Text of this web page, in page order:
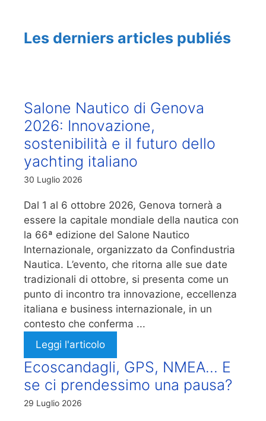
Les derniers articles publiés
Salone Nautico di Genova
2026: Innovazione,
sostenibilità e il futuro dello
yachting italiano
30 Luglio 2026
Dal 1 al 6 ottobre 2026, Genova tornerà a
essere la capitale mondiale della nautica con
la 66ª edizione del Salone Nautico
Internazionale, organizzato da Confindustria
Nautica. L’evento, che ritorna alle sue date
tradizionali di ottobre, si presenta come un
punto di incontro tra innovazione, eccellenza
italiana e business internazionale, in un
contesto che conferma ...
Leggi l'articolo
Ecoscandagli, GPS, NMEA… E
se ci prendessimo una pausa?
29 Luglio 2026